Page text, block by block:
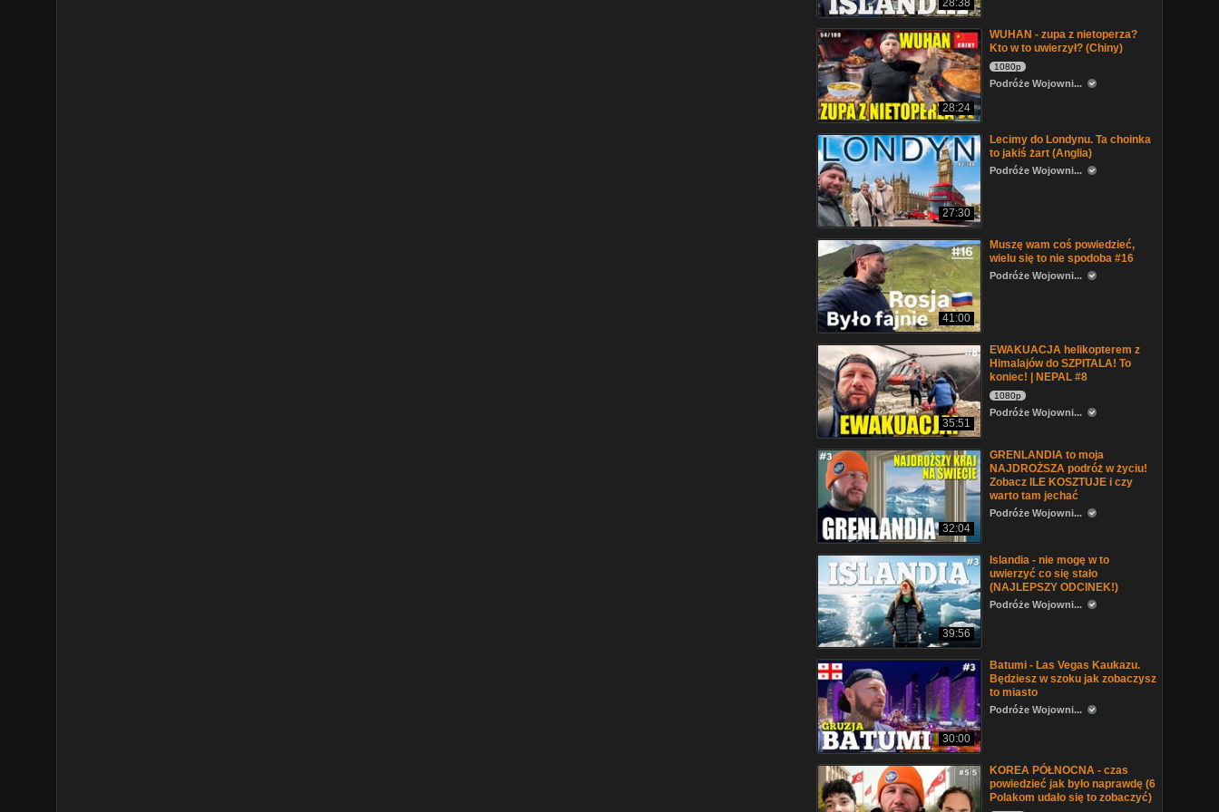
28:38
28:24
WUHAN - zupa z nietoperza?
Kto w to uwierzył? (Chiny)
1080p
Podróże Wojowni...
27:30
Lecimy do Londynu. Ta choinka
to jakiś żart (Anglia)
Podróże Wojowni...
41:00
Muszę wam coś powiedzieć,
wielu się to nie spodoba #16
Podróże Wojowni...
35:51
EWAKUACJA helikopterem z
Himalajów do SZPITALA! To
koniec! | NEPAL #8
1080p
Podróże Wojowni...
32:04
GRENLANDIA to moja
NAJDROŻSZA podróż w życiu!
Zobacz ILE KOSZTUJE i czy
warto tam jechać
Podróże Wojowni...
39:56
Islandia - nie mogę w to
uwierzyć co się stało
(NAJLEPSZY ODCINEK!)
Podróże Wojowni...
30:00
Batumi - Las Vegas Kaukazu.
Będziesz w szoku jak zobaczysz
to miasto
Podróże Wojowni...
KOREA PÓŁNOCNA - czas
powiedzieć jak było naprawdę (6
Polakom udało się to zobaczyć)